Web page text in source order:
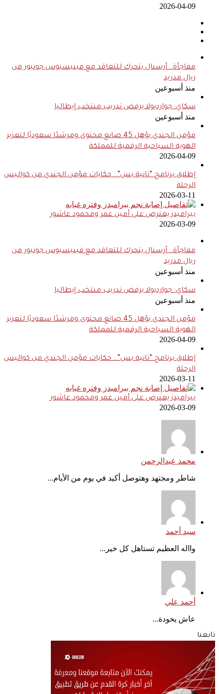
2026-04-09
مفاجأة.. أرسنال يتحرك للتعاقد مع فينيسيوس جونيور من
ريال مدريد
منذ أسبوعين
سكاي: جوارديولا يرفض تدريب منتخب إيطاليا
منذ أسبوعين
مؤمن الجندي يؤهل 45 صانع محتوى ومرشدًا سعوديًا لتعزيز
الهوية السياحية الرقمية للمملكة
2026-04-09
إطلاق برنامج “ثانية بس”.. حكايات مؤمن الجندي من كواليس
الرحلة
2026-03-11
بيراميدز يعترض على أمين عمر ومحمود عاشور
2026-03-09
مفاجأة.. أرسنال يتحرك للتعاقد مع فينيسيوس جونيور من
ريال مدريد
منذ أسبوعين
سكاي: جوارديولا يرفض تدريب منتخب إيطاليا
منذ أسبوعين
مؤمن الجندي يؤهل 45 صانع محتوى ومرشدًا سعوديًا لتعزيز
الهوية السياحية الرقمية للمملكة
2026-04-09
إطلاق برنامج “ثانية بس”.. حكايات مؤمن الجندي من كواليس
الرحلة
2026-03-11
بيراميدز يعترض على أمين عمر ومحمود عاشور
2026-03-09
محمد عبدالرحمن
شاطر ومجتهد وهتوصل أكيد في يوم من الأيام...
سيد أحمد
وااله العظيم تستاهل كل خير...
أحمد علي
عاش يحودة...
تابعنا